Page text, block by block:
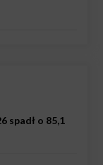
spadł o 85,1